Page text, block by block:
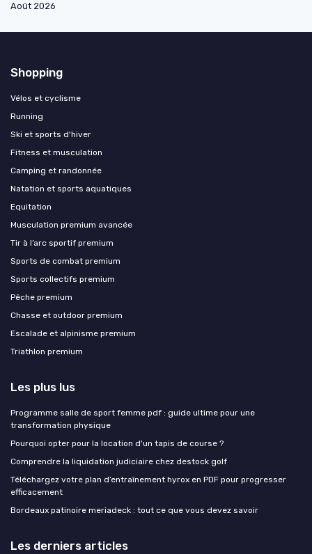
Août 2026
Shopping
Vélos et cyclisme
Running
Ski et sports d'hiver
Fitness et musculation
Camping et randonnée
Natation et sports aquatiques
Equitation
Musculation premium avancée
Tir à l’arc sportif premium
Sports de combat premium
Sports collectifs premium
Pêche premium
Chasse et outdoor premium
Escalade et alpinisme premium
Triathlon premium
Les plus lus
Programme salle de sport femme pdf : guide ultime pour une
transformation physique
Pourquoi opter pour la location d'un tapis de course ?
Comprendre la liquidation judiciaire chez destock golf
Téléchargez votre plan d’entraînement hyrox en PDF pour progresser
efficacement
Bordeaux patinoire meriadeck : tout ce que vous devez savoir
Les derniers articles